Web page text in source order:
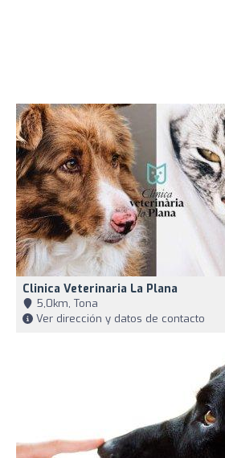
Clinica Veterinaria La Plana
5,0km, Tona
Ver dirección y datos de contacto